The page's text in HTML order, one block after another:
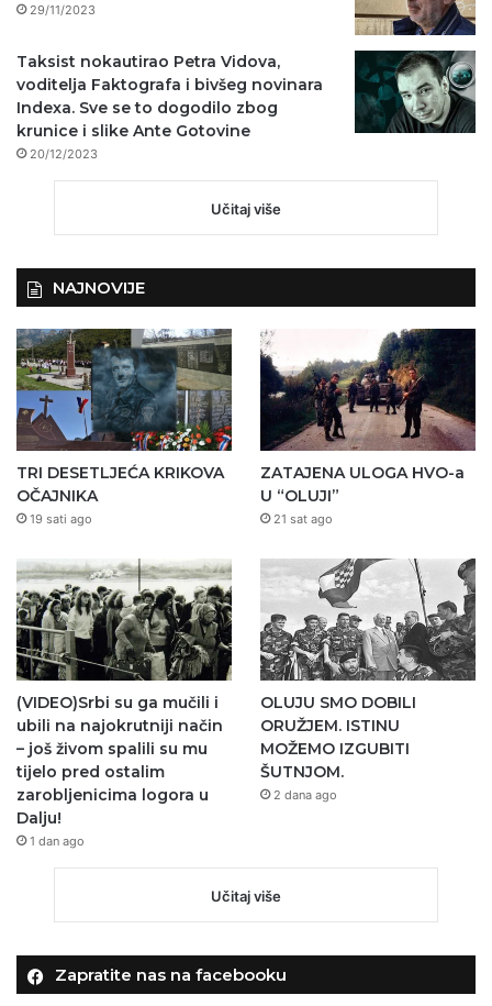
29/11/2023
Taksist nokautirao Petra Vidova,
voditelja Faktografa i bivšeg novinara
Indexa. Sve se to dogodilo zbog
krunice i slike Ante Gotovine
20/12/2023
Učitaj više
NAJNOVIJE
TRI DESETLJEĆA KRIKOVA
OČAJNIKA
19 sati ago
ZATAJENA ULOGA HVO-a
U “OLUJI”
21 sat ago
(VIDEO)Srbi su ga mučili i
ubili na najokrutniji način
– još živom spalili su mu
tijelo pred ostalim
zarobljenicima logora u
Dalju!
1 dan ago
OLUJU SMO DOBILI
ORUŽJEM. ISTINU
MOŽEMO IZGUBITI
ŠUTNJOM.
2 dana ago
Učitaj više
Zapratite nas na facebooku